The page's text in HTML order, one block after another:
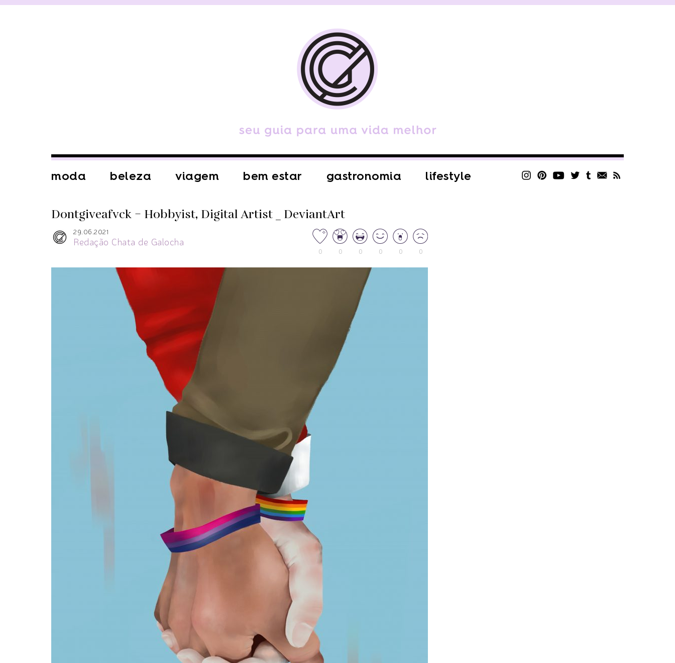
moda beleza viagem bem estar gastronomia lifestyle
Dontgiveafvck – Hobbyist, Digital Artist _ DeviantArt
29.06.2021
Redação Chata de Galocha
0 0 0 0 0 0